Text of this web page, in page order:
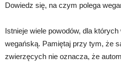
Dowiedz się, na czym polega
Istnieje wiele powodów, dla
wegańską. Pamiętaj przy tym, że
zwierzęcych nie oznacza, że